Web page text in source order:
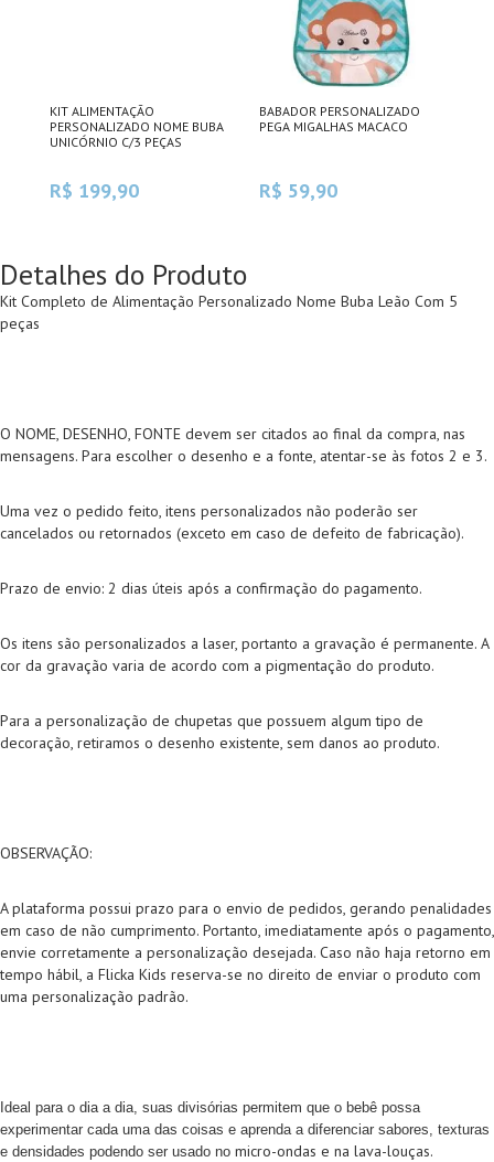
KIT ALIMENTAÇÃO
PERSONALIZADO NOME BUBA
UNICÓRNIO C/3 PEÇAS
R$ 199,90
BABADOR PERSONALIZADO
PEGA MIGALHAS MACACO
R$ 59,90
Detalhes do Produto
Kit Completo de Alimentação Personalizado Nome Buba Leão Com 5
peças
O NOME, DESENHO, FONTE devem ser citados ao final da compra, nas
mensagens. Para escolher o desenho e a fonte, atentar-se às fotos 2 e 3.
Uma vez o pedido feito, itens personalizados não poderão ser
cancelados ou retornados (exceto em caso de defeito de fabricação).
Prazo de envio: 2 dias úteis após a confirmação do pagamento.
Os itens são personalizados a laser, portanto a gravação é permanente. A
cor da gravação varia de acordo com a pigmentação do produto.
Para a personalização de chupetas que possuem algum tipo de
decoração, retiramos o desenho existente, sem danos ao produto.
OBSERVAÇÃO:
A plataforma possui prazo para o envio de pedidos, gerando penalidades
em caso de não cumprimento. Portanto, imediatamente após o pagamento,
envie corretamente a personalização desejada. Caso não haja retorno em
tempo hábil, a Flicka Kids reserva-se no direito de enviar o produto com
uma personalização padrão.
Ideal para o dia a dia, suas divisórias permitem que o bebê possa
experimentar cada uma das coisas e aprenda a diferenciar sabores, texturas
e densidades podendo ser usado no micro-ondas e na lava-louças.